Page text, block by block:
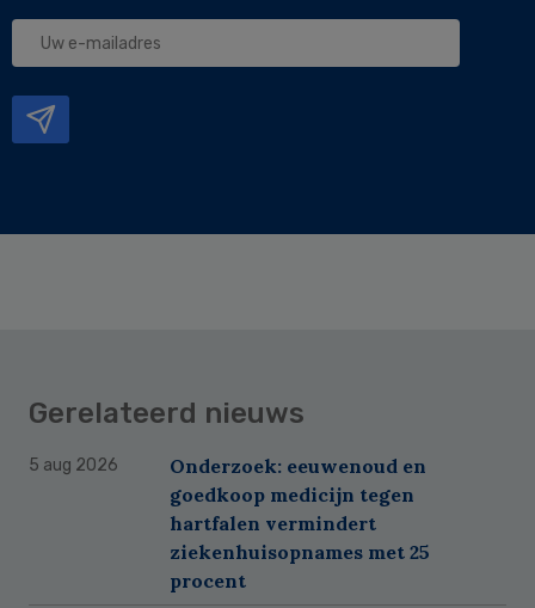
Uw
Gerelateerd nieuws
5 aug 2026
Onderzoek: eeuwenoud en
goedkoop medicijn tegen
hartfalen vermindert
ziekenhuisopnames met 25
procent